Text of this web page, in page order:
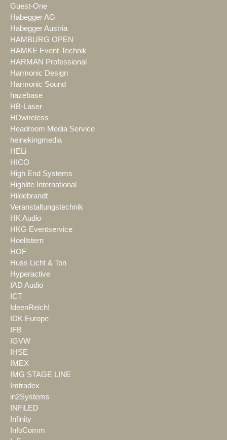
Guest-One
Habegger AG
Habegger Austria
HAMBURG OPEN
HAMKE Event-Technik
HARMAN Professional
Harmonic Design
Harmonic Sound
hazebase
HB-Laser
HDwireless
Headroom Media Service
heinekingmedia
HELi
HICO
High End Systems
Highlite International
Hildebrandt
Veranstaltungstechnik
HK Audio
HKG Eventservice
Hoellstern
HOF
Huss Licht & Ton
Hyperactive
IAD Audio
ICT
IdeenReich!
IDK Europe
IFB
IGVW
IHSE
IMEX
IMG STAGE LINE
Imtradex
in2Systems
INFiLED
Infinity
InfoComm